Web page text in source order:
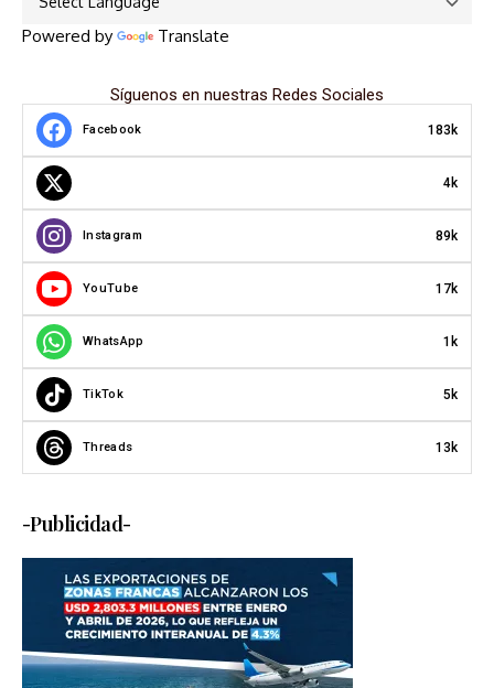
Powered by Translate
Síguenos en nuestras Redes Sociales
Facebook 183k
4k
Instagram 89k
YouTube 17k
WhatsApp 1k
TikTok 5k
Threads 13k
-Publicidad-